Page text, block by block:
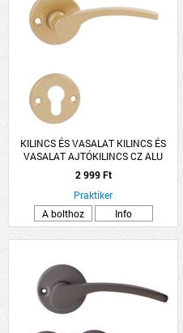
KILINCS ÉS VASALAT KILINCS ÉS
VASALAT AJTÓKILINCS CZ ALU
ARANY LANA ROZETTÁS
2 999 Ft
Praktiker
A bolthoz
Info